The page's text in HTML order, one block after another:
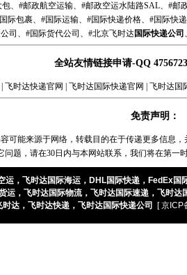
、#邮政航空运输、#邮政空运水陆路SAL、#
际包裹、#国际运输、#国际快递价格、#国际快
司、#国际货代公司、#北京飞时达国际快递公司
全站友情链接申请-QQ
飞时达快递官网 飞时达国际快递官网 飞时达国
免责声明：
可能来源于网络，转载目的在于传递更多信息
问题，请在30日内与本网站联系，我们将在第一
运 ， 飞时达国际海运 ， DHL国际快递 ， FedEx国
运 ， 飞时达国际物流， 飞时达国际速递 ， 飞时达
时达， 飞时达快递， 飞时达国际快递公司 [ 京ICP